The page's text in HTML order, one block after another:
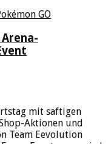
GO
Arena-
mit saftigen
Aktionen und
Team Eevolution